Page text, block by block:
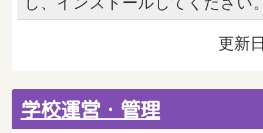
更新
学校運営・管理